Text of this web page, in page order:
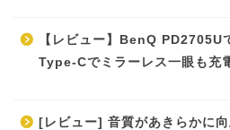
【レビュー】BenQ PD2705U
Type-Cでミラーレス一眼も充
[レビュー] 音質があきらかに